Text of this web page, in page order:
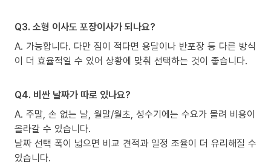
Q3. 소형 이사도 포장이사가 되나요?
A. 가능합니다. 다만 짐이 적다면 용달이나 반포장 등 다른 방식
이 더 효율적일 수 있어 상황에 맞춰 선택하는 것이 좋습니다.
Q4. 비싼 날짜가 따로 있나요?
A. 주말, 손 없는 날, 월말/월초, 성수기에는 수요가 몰려 비용이
올라갈 수 있습니다.
날짜 선택 폭이 넓으면 비교 견적과 일정 조율이 더 유리해질 수
있습니다.